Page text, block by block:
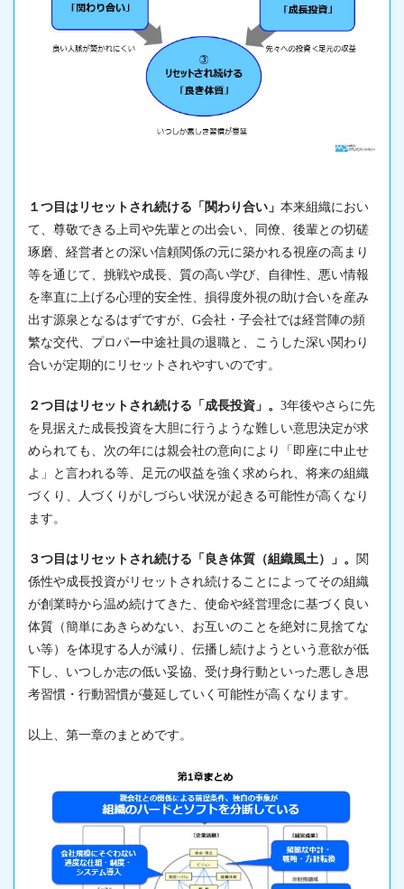
１つ目はリセットされ続ける「関わり合い」 本来組織におい
て、尊敬できる上司や先輩との出会い、同僚、後輩との切磋
琢磨、経営者との深い信頼関係の元に築かれる視座の高まり
等を通じて、挑戦や成長、質の高い学び、自律性、悪い情報
を率直に上げる心理的安全性、損得度外視の助け合いを産み
出す源泉となるはずですが、G会社・子会社では経営陣の頻
繁な交代、プロパー中途社員の退職と、こうした深い関わり
合いが定期的にリセットされやすいのです。
２つ目はリセットされ続ける「成長投資」。 3年後やさらに先
を見据えた成長投資を大胆に行うような難しい意思決定が求
められても、次の年には親会社の意向により「即座に中止せ
よ」と言われる等、足元の収益を強く求められ、将来の組織
づくり、人づくりがしづらい状況が起きる可能性が高くなり
ます。
３つ目はリセットされ続ける「良き体質（組織風土）」。 関
係性や成長投資がリセットされ続けることによってその組織
が創業時から温め続けてきた、使命や経営理念に基づく良い
体質（簡単にあきらめない、お互いのことを絶対に見捨てな
い等）を体現する人が減り、伝播し続けようという意欲が低
下し、いつしか志の低い妥協、受け身行動といった悪しき思
考習慣・行動習慣が蔓延していく可能性が高くなります。
以上、第一章のまとめです。